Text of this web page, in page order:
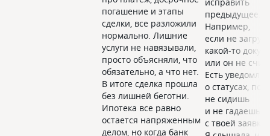
погашение и этапы
сделки, все разложили
нормально. Лишние
услуги не навязывали,
просто объясняли, что
обязательно, а что нет.
В итоге сделка прошла
без лишней беготни.
Ипотека все равно
остается напряженным
делом, но когда банк
предыдущее.
Например,
если не
какой-то
или он не
Есть
о статусах,
не сидишь
и не гадаешь,
с твоей